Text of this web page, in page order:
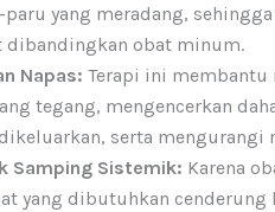
yang meradang,
dibandingkan obat minum.
Napas: Terapi ini
tegang, mengencerkan
serta mengurangi
Samping Sistemik: Karena
yang dibutuhkan